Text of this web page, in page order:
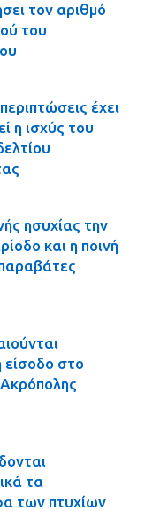
τον αριθμό
του
έχει
η ισχύς του
ησυχίας την
και η ποινή
είσοδο στο
τα
των πτυχίων